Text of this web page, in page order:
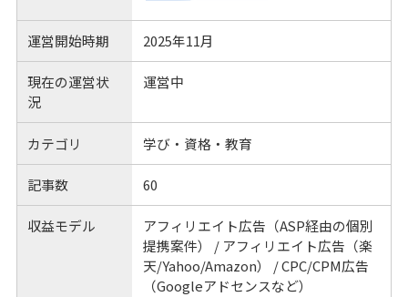
運営開始時期 2025年11月
現在の運営状
況
運営中
カテゴリ 学び・資格・教育
記事数 60
収益モデル
アフィリエイト広告（ASP経由の個別
提携案件） / アフィリエイト広告（楽
天/Yahoo/Amazon） / CPC/CPM広告
（Googleアドセンスなど）